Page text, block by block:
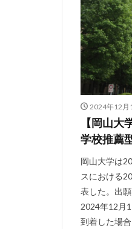
2024年12月
【岡山
学校推薦
岡山大学は
スにおける
表した。出
2024年12月
到着した場